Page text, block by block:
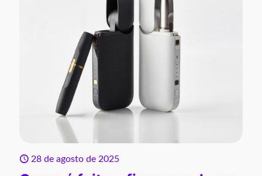
28 de agosto de 2025